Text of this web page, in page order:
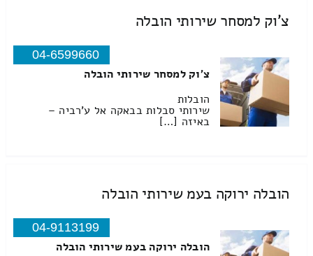
צ'וק למסחר שירותי הובלה
04-6599660
צ'וק למסחר שירותי הובלה
הובלות
שירותי סבלות בבאקה אל ע'רביה –
באיזה […]
הובלה ירוקה בעמ שירותי הובלה
04-9113199
הובלה ירוקה בעמ שירותי הובלה